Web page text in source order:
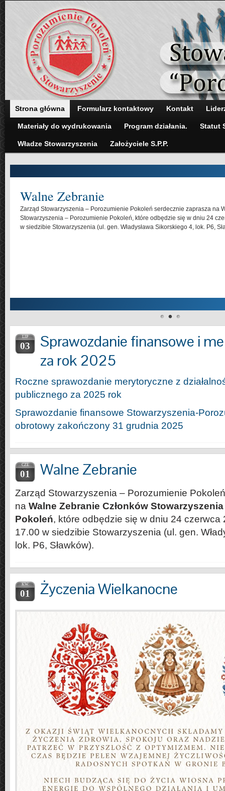
Strona główna Formularz kontaktowy Kontakt
Materiały do wydrukowania Program działania. Statut
Władze Stowarzyszenia Założyciele S.P.P.
Walne Zebranie
Zarząd Stowarzyszenia – Porozumienie Pokoleń serdecznie zaprasza na
Stowarzyszenia – Porozumienie Pokoleń, które odbędzie się w dniu 24
w siedzibie Stowarzyszenia (ul. gen. Władysława Sikorskiego 4, lok. P6,
LIP
03
Sprawozdanie finansowe i
za rok 2025
Roczne sprawozdanie merytoryczne z
publicznego za 2025 rok
Sprawozdanie finansowe Stowarzyszenia-
obrotowy zakończony 31 grudnia 2025
CZE
01 Walne Zebranie
Zarząd Stowarzyszenia – Porozumienie
na Walne Zebranie Członków
Pokoleń, które odbędzie się w dniu 24 czerwca
17.00 w siedzibie Stowarzyszenia (ul. gen.
lok. P6, Sławków).
KW.
01 Życzenia Wielkanocne